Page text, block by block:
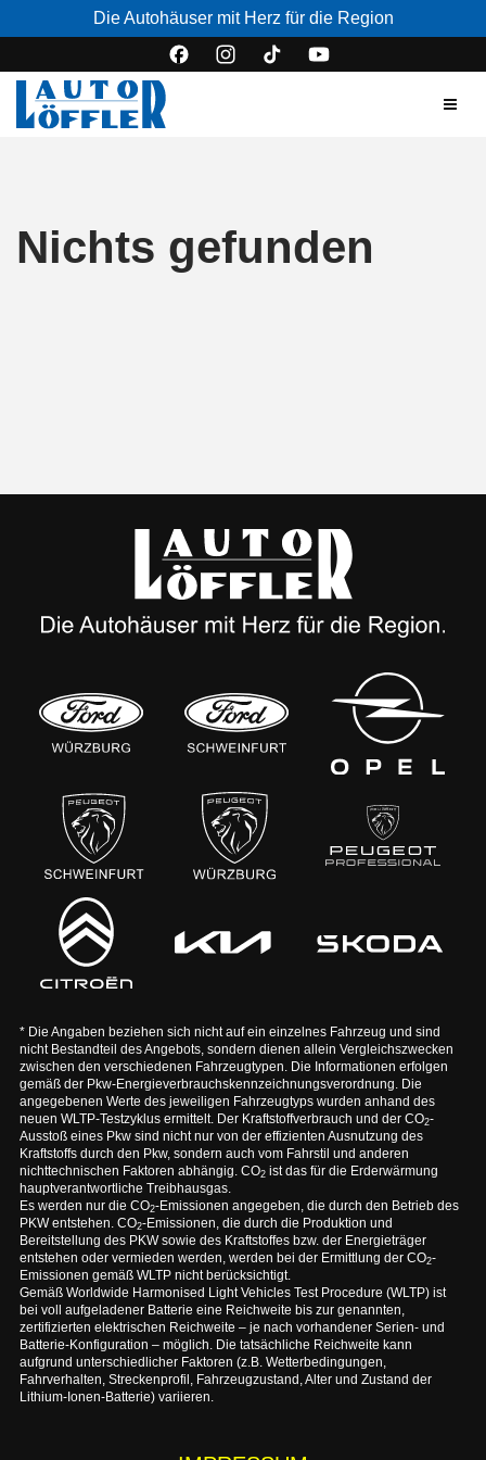
Die Autohäuser mit Herz für die Region
Nichts gefunden
* Die Angaben beziehen sich nicht auf ein einzelnes Fahrzeug und sind
nicht Bestandteil des Angebots, sondern dienen allein Vergleichszwecken
zwischen den verschiedenen Fahrzeugtypen. Die Informationen erfolgen
gemäß der Pkw-Energieverbrauchskennzeichnungsverordnung. Die
angegebenen Werte des jeweiligen Fahrzeugtyps wurden anhand des
neuen WLTP-Testzyklus ermittelt. Der Kraftstoffverbrauch und der CO2-
Ausstoß eines Pkw sind nicht nur von der effizienten Ausnutzung des
Kraftstoffs durch den Pkw, sondern auch vom Fahrstil und anderen
nichttechnischen Faktoren abhängig. CO2ist das für die Erderwärmung
hauptverantwortliche Treibhausgas.
Es werden nur die CO2-Emissionen angegeben, die durch den Betrieb des
PKW entstehen. CO2-Emissionen, die durch die Produktion und
Bereitstellung des PKW sowie des Kraftstoffes bzw. der Energieträger
entstehen oder vermieden werden, werden bei der Ermittlung der CO2-
Emissionen gemäß WLTP nicht berücksichtigt.
Gemäß Worldwide Harmonised Light Vehicles Test Procedure (WLTP) ist
bei voll aufgeladener Batterie eine Reichweite bis zur genannten,
zertifizierten elektrischen Reichweite – je nach vorhandener Serien- und
Batterie-Konfiguration – möglich. Die tatsächliche Reichweite kann
aufgrund unterschiedlicher Faktoren (z.B. Wetterbedingungen,
Fahrverhalten, Streckenprofil, Fahrzeugzustand, Alter und Zustand der
Lithium-Ionen-Batterie) variieren.